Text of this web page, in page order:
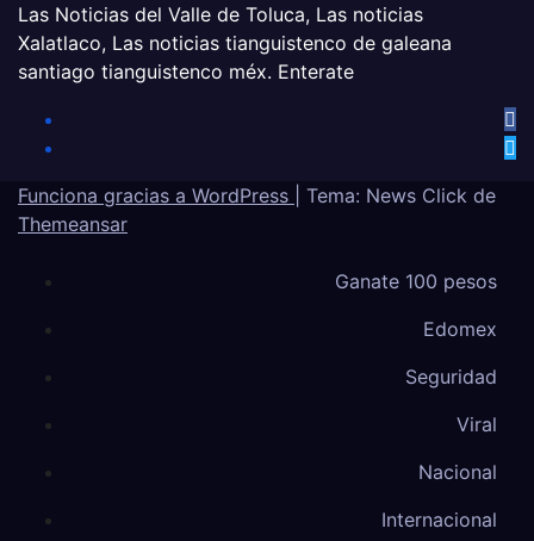
Las Noticias del Valle de Toluca, Las noticias
Xalatlaco, Las noticias tianguistenco de galeana
santiago tianguistenco méx. Enterate
Funciona gracias a WordPress
Tema: News Click de
Themeansar
Ganate 100 pesos
Edomex
Seguridad
Viral
Nacional
Internacional